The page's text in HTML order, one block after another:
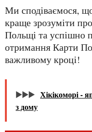
Ми сподіваємося, що ця стаття допоможе вам
краще зрозуміти
Польщі та успішно
отримання Карти
важливому кроці!
▶️▶️▶️ Хікікоморі -
з дому